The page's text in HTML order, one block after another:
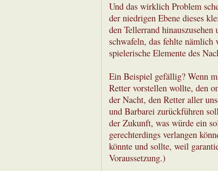
Und das wirklich Problem
der niedrigen Ebene dieses
den Tellerrand
schwafeln, das fehlte
spielerische Elemente des
Ein Beispiel gefällig? Wenn
Retter vorstellen wollte, den
der Nacht, den Retter aller
und Barbarei zurückführen
der Zukunft, was würde ein
gerechterdings verlangen
könnte und sollte, weil
Voraussetzung.)